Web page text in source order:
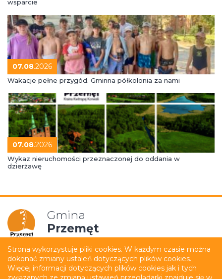
wsparcie
07.08.2026
Wakacje pełne przygód. Gminna półkolonia za nami
07.08.2026
Wykaz nieruchomości przeznaczonej do oddania w
dzierżawę
Gmina
Przemęt
Mapa strony
Polityka prywatności
Strona wykorzystuje pliki cookies. W każdym czasie można
dokonać zmiany ustaleń dotyczących plików cookies.
Więcej informacji dotyczących plików cookies jak i tych